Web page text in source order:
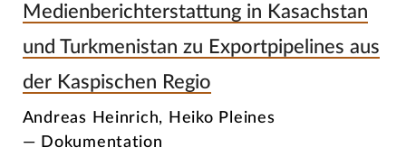
Medienberichterstattung in Kasachstan
und Turkmenistan zu Exportpipelines aus
der Kaspischen Regio
Andreas Heinrich, Heiko Pleines
— Dokumentation